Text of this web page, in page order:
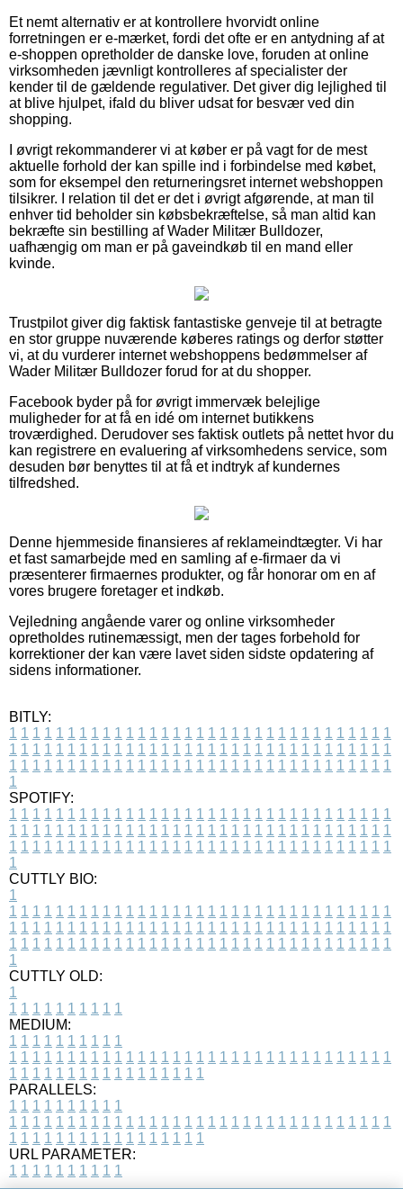
Et nemt alternativ er at kontrollere hvorvidt online
forretningen er e-mærket, fordi det ofte er en antydning af at
e-shoppen opretholder de danske love, foruden at online
virksomheden jævnligt kontrolleres af specialister der
kender til de gældende regulativer. Det giver dig lejlighed til
at blive hjulpet, ifald du bliver udsat for besvær ved din
shopping.
I øvrigt rekommanderer vi at køber er på vagt for de mest
aktuelle forhold der kan spille ind i forbindelse med købet,
som for eksempel den returneringsret internet webshoppen
tilsikrer. I relation til det er det i øvrigt afgørende, at man til
enhver tid beholder sin købsbekræftelse, så man altid kan
bekræfte sin bestilling af Wader Militær Bulldozer,
uafhængig om man er på gaveindkøb til en mand eller
kvinde.
Trustpilot giver dig faktisk fantastiske genveje til at betragte
en stor gruppe nuværende køberes ratings og derfor støtter
vi, at du vurderer internet webshoppens bedømmelser af
Wader Militær Bulldozer forud for at du shopper.
Facebook byder på for øvrigt immervæk belejlige
muligheder for at få en idé om internet butikkens
troværdighed. Derudover ses faktisk outlets på nettet hvor du
kan registrere en evaluering af virksomhedens service, som
desuden bør benyttes til at få et indtryk af kundernes
tilfredshed.
Denne hjemmeside finansieres af reklameindtægter. Vi har
et fast samarbejde med en samling af e-firmaer da vi
præsenterer firmaernes produkter, og får honorar om en af
vores brugere foretager et indkøb.
Vejledning angående varer og online virksomheder
opretholdes rutinemæssigt, men der tages forbehold for
korrektioner der kan være lavet siden sidste opdatering af
sidens informationer.
BITLY:
1 1 1 1 1 1 1 1 1 1 1 1 1 1 1 1 1 1 1 1 1 1 1 1 1 1 1 1 1 1 1 1 1
1 1 1 1 1 1 1 1 1 1 1 1 1 1 1 1 1 1 1 1 1 1 1 1 1 1 1 1 1 1 1 1 1
1 1 1 1 1 1 1 1 1 1 1 1 1 1 1 1 1 1 1 1 1 1 1 1 1 1 1 1 1 1 1 1 1
1
SPOTIFY:
1 1 1 1 1 1 1 1 1 1 1 1 1 1 1 1 1 1 1 1 1 1 1 1 1 1 1 1 1 1 1 1 1
1 1 1 1 1 1 1 1 1 1 1 1 1 1 1 1 1 1 1 1 1 1 1 1 1 1 1 1 1 1 1 1 1
1 1 1 1 1 1 1 1 1 1 1 1 1 1 1 1 1 1 1 1 1 1 1 1 1 1 1 1 1 1 1 1 1
1
CUTTLY BIO:
1
1 1 1 1 1 1 1 1 1 1 1 1 1 1 1 1 1 1 1 1 1 1 1 1 1 1 1 1 1 1 1 1 1
1 1 1 1 1 1 1 1 1 1 1 1 1 1 1 1 1 1 1 1 1 1 1 1 1 1 1 1 1 1 1 1 1
1 1 1 1 1 1 1 1 1 1 1 1 1 1 1 1 1 1 1 1 1 1 1 1 1 1 1 1 1 1 1 1 1
1
CUTTLY OLD:
1
1 1 1 1 1 1 1 1 1 1
MEDIUM:
1 1 1 1 1 1 1 1 1 1
1 1 1 1 1 1 1 1 1 1 1 1 1 1 1 1 1 1 1 1 1 1 1 1 1 1 1 1 1 1 1 1 1
1 1 1 1 1 1 1 1 1 1 1 1 1 1 1 1 1
PARALLELS:
1 1 1 1 1 1 1 1 1 1
1 1 1 1 1 1 1 1 1 1 1 1 1 1 1 1 1 1 1 1 1 1 1 1 1 1 1 1 1 1 1 1 1
1 1 1 1 1 1 1 1 1 1 1 1 1 1 1 1 1
URL PARAMETER:
1 1 1 1 1 1 1 1 1 1